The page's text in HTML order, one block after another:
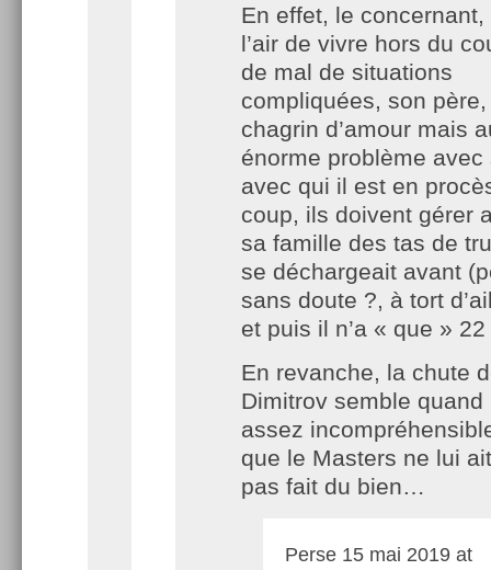
En effet, le
l’air de vivre hors du
de mal de situations
compliquées, son
chagrin d’amour mais
énorme problème avec
avec qui il est en
coup, ils doivent gérer
sa famille des tas de
se déchargeait avant
sans doute ?, à tort
et puis il n’a « que »
En revanche, la chute
Dimitrov semble quand
assez
que le Masters ne lui
pas fait du bien…
Perse 15 mai 2019 at